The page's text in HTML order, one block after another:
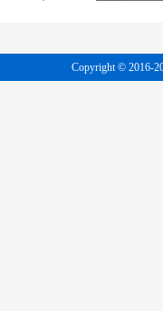
Copyright © 2016-